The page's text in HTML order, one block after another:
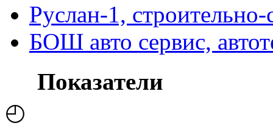
Руслан-1,
БОШ авто сервис,
Показатели
◴